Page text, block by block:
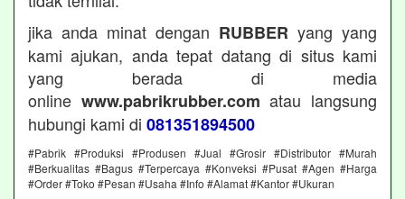
jika anda minat dengan RUBBER yang yang
kami ajukan, anda tepat datang di situs kami
yang berada di media
online www.pabrikrubber.com atau langsung
hubungi kami di 081351894500
#Pabrik #Produksi #Produsen #Jual #Grosir #Distributor #Murah
#Berkualitas #Bagus #Terpercaya #Konveksi #Pusat #Agen #Harga
#Order #Toko #Pesan #Usaha #Info #Alamat #Kantor #Ukuran